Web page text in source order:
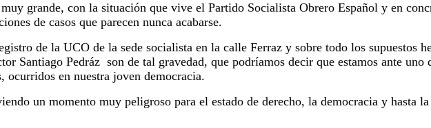
grande, con la situación que vive el Partido Socialista Obrero Español y en
de casos que parecen nunca acabarse.
de la UCO de la sede socialista en la calle Ferraz y sobre todo los supuestos
Santiago Pedráz son de tal gravedad, que podríamos decir que estamos ante uno
ocurridos en nuestra joven democracia.
un momento muy peligroso para el estado de derecho, la democracia y hasta